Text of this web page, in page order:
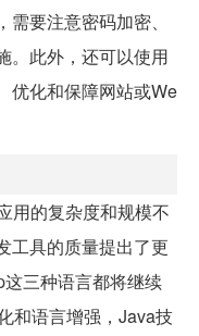
要注意密码加密、
。此外，还可以使用
优化和保障网站或We
用的复杂度和规模不
工具的质量提出了更
三种语言都将继续
和语言增强，Java技